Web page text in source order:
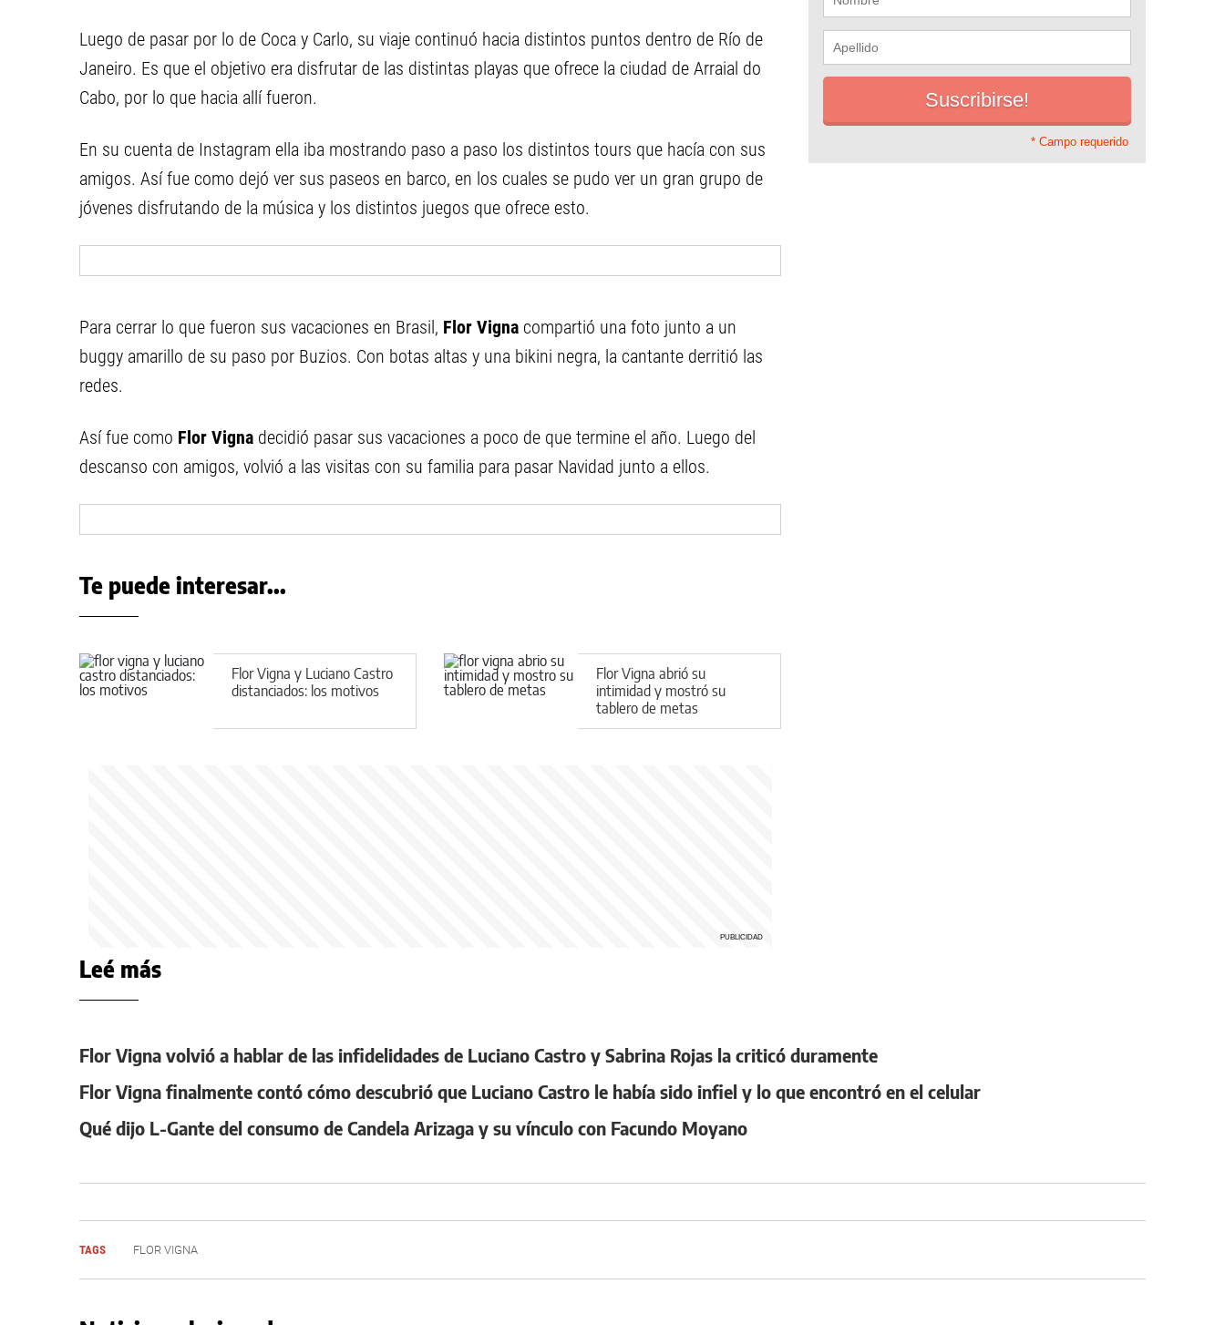
Luego de pasar por lo de Coca y Carlo, su viaje continuó hacia distintos puntos dentro de Río de
Janeiro. Es que el objetivo era disfrutar de las distintas playas que ofrece la ciudad de Arraial do
Cabo, por lo que hacia allí fueron.
En su cuenta de Instagram ella iba mostrando paso a paso los distintos tours que hacía con sus
amigos. Así fue como dejó ver sus paseos en barco, en los cuales se pudo ver un gran grupo de
jóvenes disfrutando de la música y los distintos juegos que ofrece esto.
Para cerrar lo que fueron sus vacaciones en Brasil, Flor Vigna compartió una foto junto a un
buggy amarillo de su paso por Buzios. Con botas altas y una bikini negra, la cantante derritió las
redes.
Así fue como Flor Vigna decidió pasar sus vacaciones a poco de que termine el año. Luego del
descanso con amigos, volvió a las visitas con su familia para pasar Navidad junto a ellos.
Te puede interesar...
Flor Vigna y Luciano Castro
distanciados: los motivos
Flor Vigna abrió su
intimidad y mostró su
tablero de metas
* Campo requerido
Leé más
Flor Vigna volvió a hablar de las infidelidades de Luciano Castro y Sabrina Rojas la criticó duramente
Flor Vigna finalmente contó cómo descubrió que Luciano Castro le había sido infiel y lo que encontró en el celular
Qué dijo L-Gante del consumo de Candela Arizaga y su vínculo con Facundo Moyano
TAGS FLOR VIGNA